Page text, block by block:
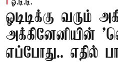
ஓ.டி.டி.
ஓடிடிக்கு வரும்
அக்கினேனியின்
எப்போது.. எதில்